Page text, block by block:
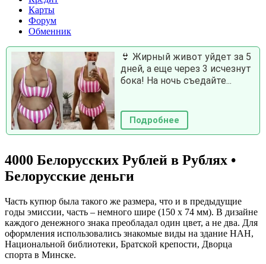
Карты
Форум
Обменник
👙 Жирный живот уйдет за 5
дней, а еще через 3 исчезнут
бока! На ночь съедайте...
Подробнее
4000 Белорусских Рублей в Рублях •
Белорусские деньги
Часть купюр была такого же размера, что и в предыдущие
годы эмиссии, часть – немного шире (150 х 74 мм). В дизайне
каждого денежного знака преобладал один цвет, а не два. Для
оформления использовались знакомые виды на здание НАН,
Национальной библиотеки, Братской крепости, Дворца
спорта в Минске.